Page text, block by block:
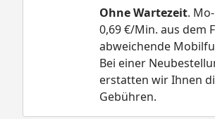
Ohne Wartezeit.
0,69 €/Min. aus dem
abweichende
Bei einer
erstatten wir Ihnen
Gebühren.